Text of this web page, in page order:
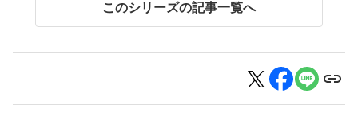
このシリーズの記事一覧へ